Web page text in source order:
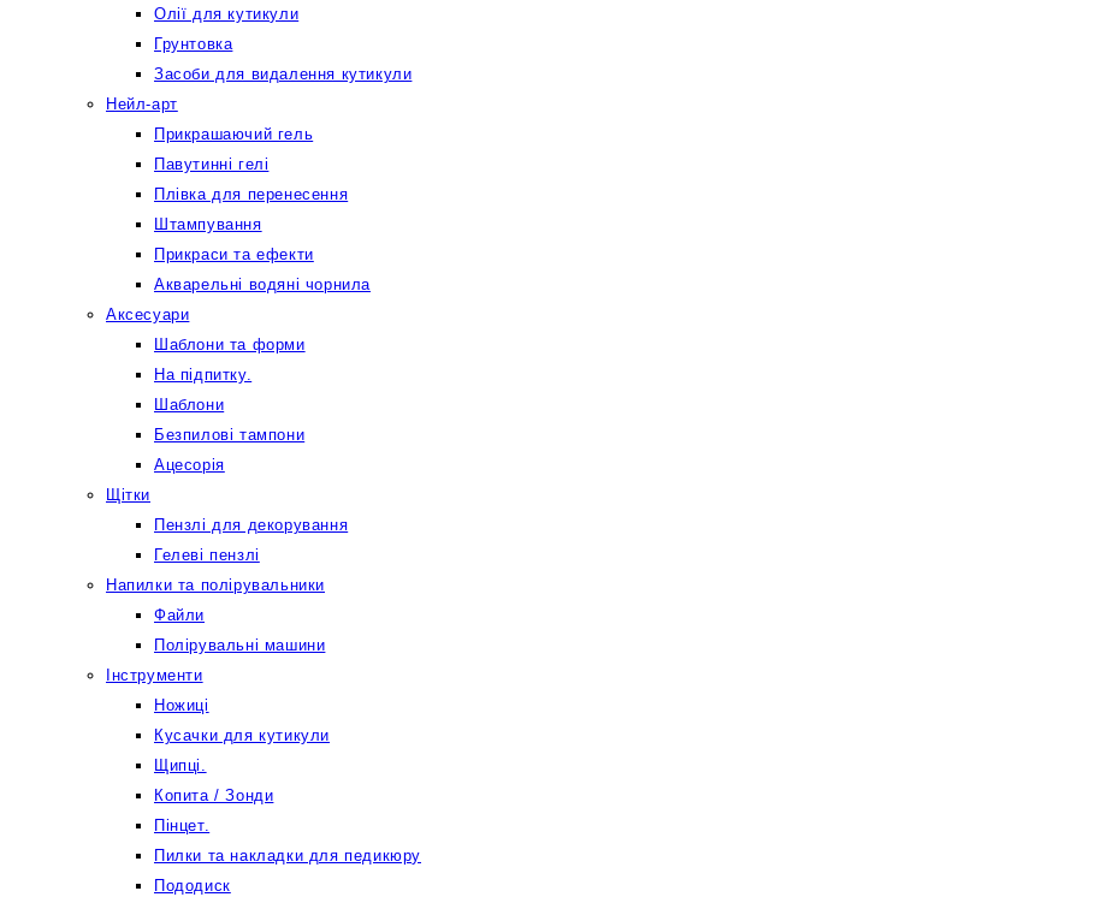
Олії для кутикули
Грунтовка
Засоби для видалення кутикули
Нейл-арт
Прикрашаючий гель
Павутинні гелі
Плівка для перенесення
Штампування
Прикраси та ефекти
Акварельні водяні чорнила
Аксесуари
Шаблони та форми
На підпитку.
Шаблони
Безпилові тампони
Ацесорія
Щітки
Пензлі для декорування
Гелеві пензлі
Напилки та полірувальники
Файли
Полірувальні машини
Інструменти
Ножиці
Кусачки для кутикули
Щипці.
Копита / Зонди
Пінцет.
Пилки та накладки для педикюру
Пододиск